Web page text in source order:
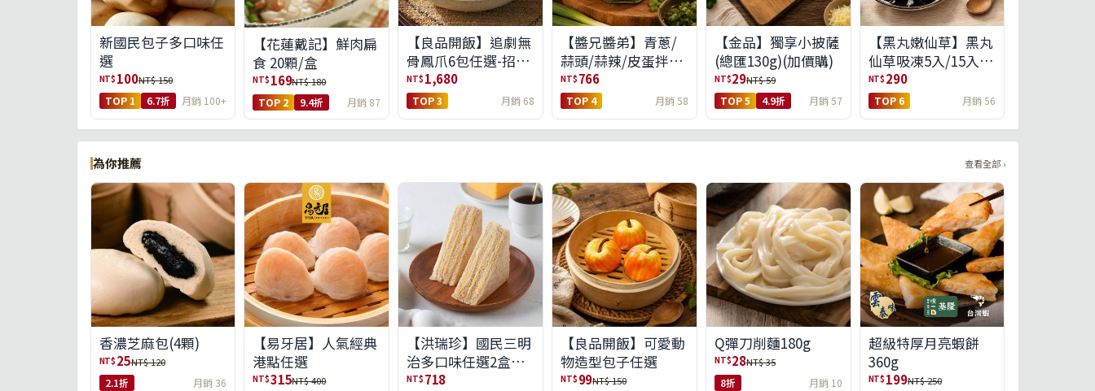
新國民包子多口味任
選
NT$ 100NT$ 150
TOP 1 6.7折 月銷 100+
【花蓮戴記】鮮肉扁
食 20顆/盒
NT$ 169NT$ 180
TOP 2 9.4折 月銷 87
【良品開飯】追劇無
骨鳳爪6包任選-招牌
原味/濃濃蒜香/過癮
麻辣(免運組)
NT$ 1,680
TOP 3 月銷 68
【醬兄醬弟】青蔥/
蒜頭/蒜辣/皮蛋拌醬
4件任選(免運組)
NT$ 766
TOP 4 月銷 58
【金品】獨享小披薩
(總匯130g)(加價購)
NT$29NT$ 59
TOP 5 4.9折 月銷 57
【黑丸嫩仙草】黑丸
仙草吸凍5入/15入
(免運)(預購中8/14出
貨)
NT$ 290
TOP 6 月銷 56
為你推薦 查看全部 ›
香濃芝麻包(4顆)
NT$ 25NT$ 120
2.1折 月銷 36
【易牙居】人氣經典
港點任選
NT$315NT$ 400
【洪瑞珍】國民三明
治多口味任選2盒組
(6入/盒)(免運)
NT$ 718
【良品開飯】可愛動
物造型包子任選
NT$ 99NT$ 150
Q彈刀削麵180g
NT$28NT$ 35
8折 月銷 10
超級特厚月亮蝦餅
360g
NT$ 199NT$ 250